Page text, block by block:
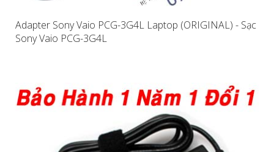
Adapter Sony Vaio PCG-3G4L Laptop (ORIGINAL) - Sạc
Sony Vaio PCG-3G4L